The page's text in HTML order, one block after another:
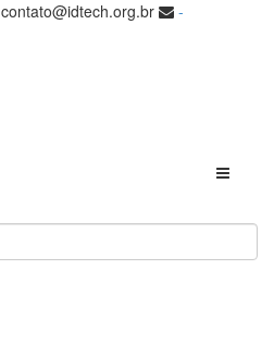
contato@idtech.org.br
-
Toggle